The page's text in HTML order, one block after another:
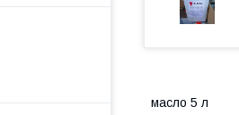
масло 5 л